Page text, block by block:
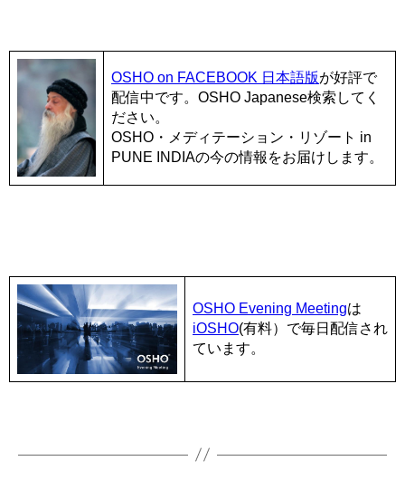
OSHO on FACEBOOK 日本語版が好評で
配信中です。OSHO Japanese検索してく
ださい。
OSHO・メディテーション・リゾート in
PUNE INDIAの今の情報をお届けします。
OSHO Evening Meetingは
iOSHO(有料）で毎日配信され
ています。